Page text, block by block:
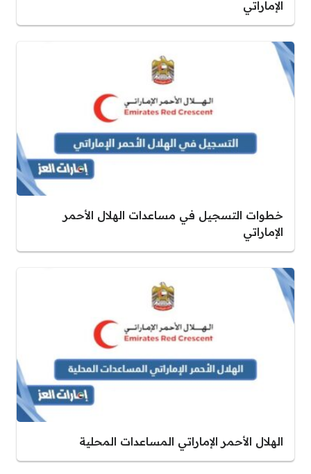
الإماراتي
خطوات التسجيل في مساعدات الهلال الأحمر
الإماراتي
الهلال الأحمر الإماراتي المساعدات المحلية